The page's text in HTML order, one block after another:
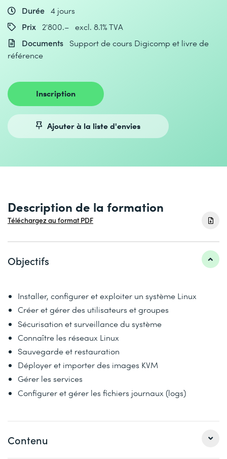
Durée 4 jours
Prix
2'800.– excl. 8.1% TVA
Documents
Support de cours Digicomp et livre de
référence
Inscription
Ajouter à la liste d'envies
Description de la formation
Téléchargez au format PDF
Objectifs
Installer, configurer et exploiter un système Linux
Créer et gérer des utilisateurs et groupes
Sécurisation et surveillance du système
Connaître les réseaux Linux
Sauvegarde et restauration
Déployer et importer des images KVM
Gérer les services
Configurer et gérer les fichiers journaux (logs)
Contenu